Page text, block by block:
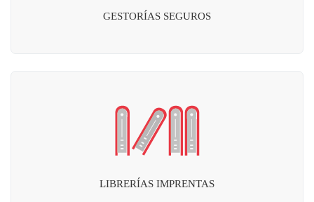
GESTORÍAS SEGUROS
LIBRERÍAS IMPRENTAS